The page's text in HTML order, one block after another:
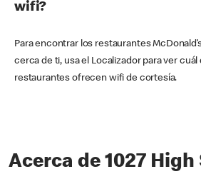
wifi?
Para encontrar los restaurantes
cerca de ti, usa el Localizador para ver cuál
restaurantes ofrecen wifi de cortesía.
Acerca de 1027 High